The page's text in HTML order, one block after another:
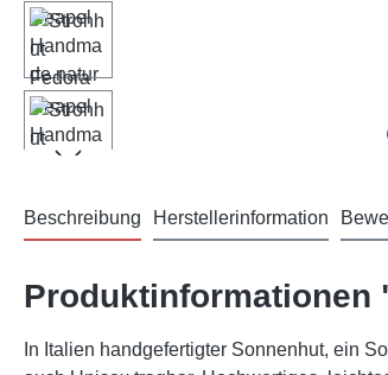
Beschreibung Herstellerinformation
Produktinformationen
In Italien handgefertigter Sonnenhut, ein